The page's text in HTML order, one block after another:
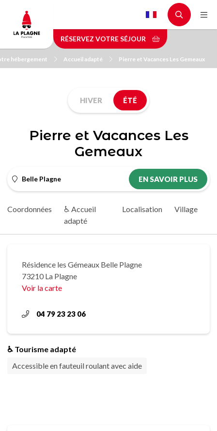
contenu
principal
RÉSERVEZ VOTRE SÉJOUR
hébergement Accueil adapté Pierre et Vacances Les Gemeaux
HIVER ÉTÉ
Pierre et Vacances Les
Gemeaux
Belle Plagne EN SAVOIR PLUS
Coordonnées
♿ Accueil
adapté
Localisation Village
Résidence les Gémeaux Belle Plagne
73210 La Plagne
Voir la carte
04 79 23 23 06
♿ Tourisme adapté
Accessible en fauteuil roulant avec aide